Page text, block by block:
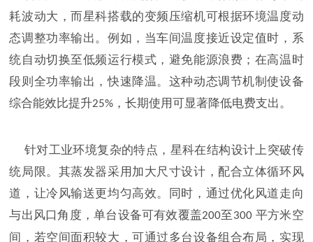
耗波动大，而星科搭载的变频压缩机可根据环境温度动
态调整功率输出。例如，当车间温度接近设定值时，系
统自动切换至低频运行模式，避免能源浪费；在高温时
段则全功率输出，快速降温。这种动态调节机制使设备
综合能效比提升25% ，长期使用可显著降低电费支出。
针对工业环境复杂的特点，星科在结构设计上突破传
统局限。其蒸发器采用加大尺寸设计，配合立体循环风
道，让冷风输送更均匀高效。同时，通过优化风道走向
与出风口角度，单台设备可有效覆盖200至300 平方米空
间，若空间面积较大，可通过多台设备组合布局，实现